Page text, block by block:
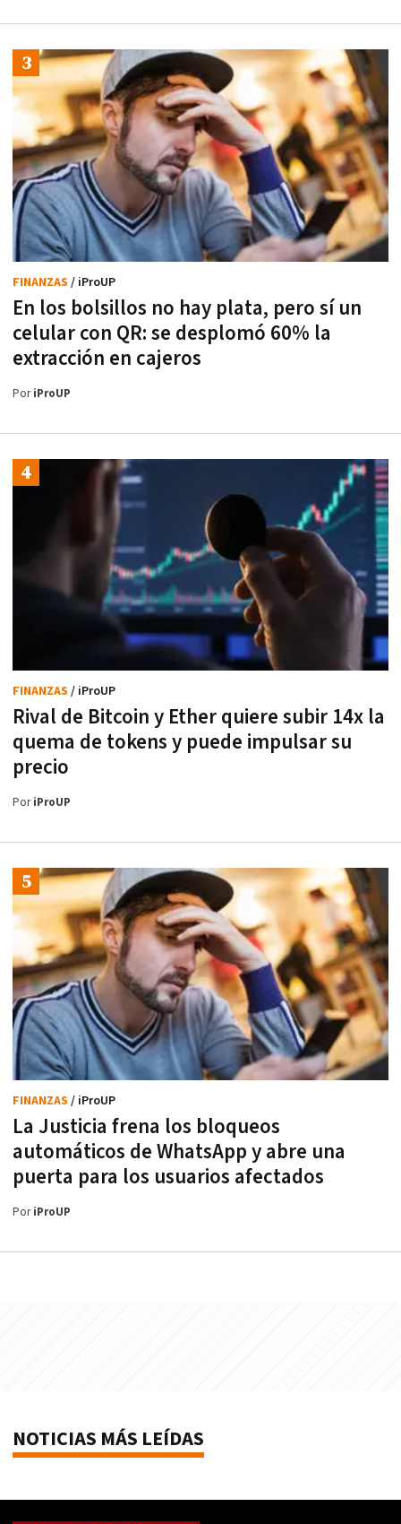
En los bolsillos no hay plata, pero sí un
celular con QR: se desplomó 60% la
extracción en cajeros
FINANZAS / iProUP
PoriProUP
Rival de Bitcoin y Ether quiere subir 14x la
quema de tokens y puede impulsar su
precio
FINANZAS / iProUP
PoriProUP
La Justicia frena los bloqueos
automáticos de WhatsApp y abre una
puerta para los usuarios afectados
FINANZAS / iProUP
PoriProUP
NOTICIAS MÁS LEÍDAS